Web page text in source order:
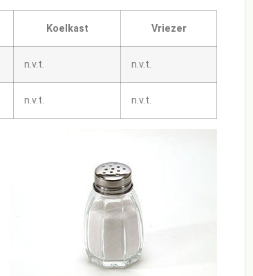
Koelkast Vriezer
n.v.t. n.v.t.
n.v.t. n.v.t.